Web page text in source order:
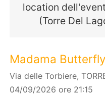
location
(Torre Del
Madama Butterfly
Via delle Torbiere,
04/09/2026 ore 21:15